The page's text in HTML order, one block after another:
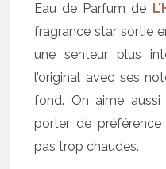
Eau de Parfum de
fragrance star sortie
une senteur plus
l’original avec ses
fond. On aime
porter de
pas trop chaudes.